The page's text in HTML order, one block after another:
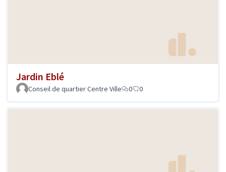
Jardin Eblé
Conseil de quartier Centre Ville 0 0